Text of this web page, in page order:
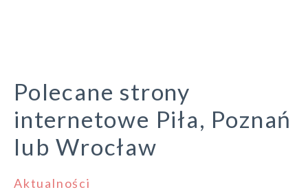
Polecane strony
internetowe Piła, Poznań
lub Wrocław
Aktualności